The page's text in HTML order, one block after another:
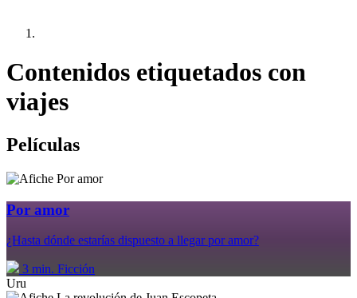
Contenidos etiquetados con
viajes
Películas
Por amor
¿Hasta dónde estarías dispuesto a llegar por amor?
3 min. Ficción
Uru